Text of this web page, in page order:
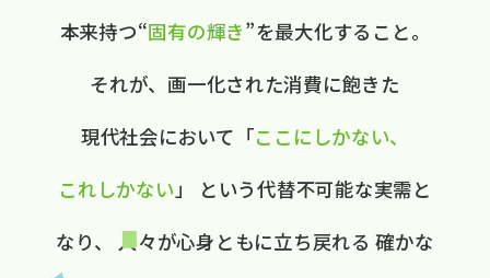
本来持つ“固有の​輝き”を​最大化する​こと。
それが、​画一化された​消費に​飽きた​
現代社会に​おいて ​「ここに​しかない、​
これしかない 」
と​いう​代替不可能な​実需と​
なり、
人々が​心身ともに​立ち戻れる 確かな​